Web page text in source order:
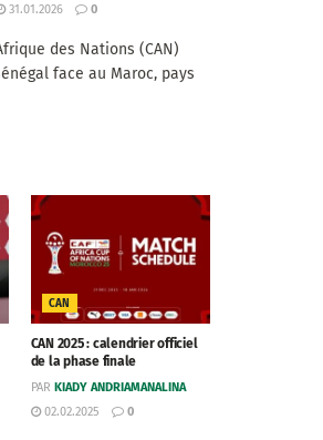
31.01.2026 0
des Nations (CAN)
face au Maroc, pays
CAN
CAN 2025 : calendrier officiel
de la phase finale
PAR KIADY ANDRIAMANALINA
02.02.2025
0